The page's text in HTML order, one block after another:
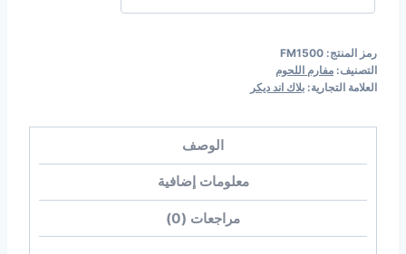
رمز المنتج: FM1500
التصنيف: مفارم اللحوم
العلامة التجارية: بلاك اند ديكر
الوصف
معلومات إضافية
مراجعات (0)